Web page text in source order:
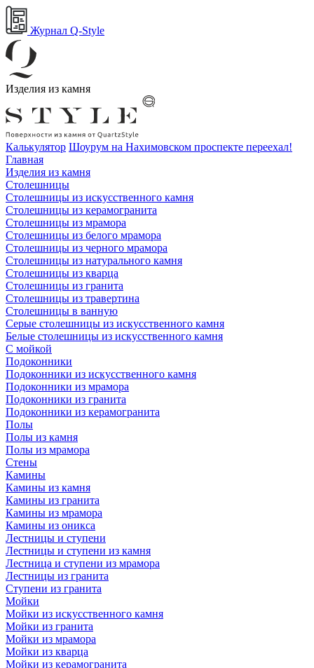
Журнал Q-Style
Изделия из камня
Калькулятор Шоурум на Нахимовском проспекте переехал!
Главная
Изделия из камня
Столешницы
Столешницы из искусственного камня
Столешницы из керамогранита
Столешницы из мрамора
Столешницы из белого мрамора
Столешницы из черного мрамора
Столешницы из натурального камня
Столешницы из кварца
Столешницы из гранита
Столешницы из травертина
Столешницы в ванную
Серые столешницы из искусственного камня
Белые столешницы из искусственного камня
С мойкой
Подоконники
Подоконники из искусственного камня
Подоконники из мрамора
Подоконники из гранита
Подоконники из керамогранита
Полы
Полы из камня
Полы из мрамора
Стены
Камины
Камины из камня
Камины из гранита
Камины из мрамора
Камины из оникса
Лестницы и ступени
Лестницы и ступени из камня
Лестница и ступени из мрамора
Лестницы из гранита
Ступени из гранита
Мойки
Мойки из искусственного камня
Мойки из гранита
Мойки из мрамора
Мойки из кварца
Мойки из керамогранита